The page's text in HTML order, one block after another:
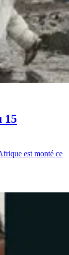
15
est monté ce